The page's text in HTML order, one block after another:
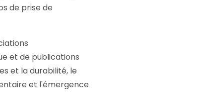
de prise de
et de publications
et la durabilité, le
et l'émergence